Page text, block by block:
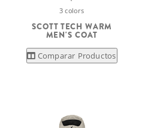
3 colors
SCOTT TECH WARM
MEN'S COAT
Comparar Productos